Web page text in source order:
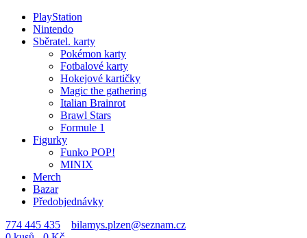
PlayStation
Nintendo
Sběratel. karty
Pokémon karty
Fotbalové karty
Hokejové kartičky
Magic the gathering
Italian Brainrot
Brawl Stars
Formule 1
Figurky
Funko POP!
MINIX
Merch
Bazar
Předobjednávky
774 445 435
bilamys.plzen@seznam.cz